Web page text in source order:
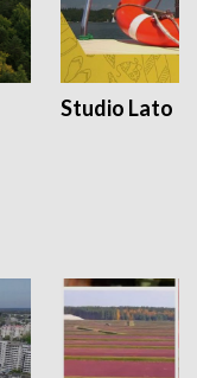
Studio Lato